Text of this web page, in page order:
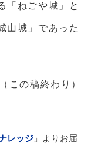
「ねごや城」と
山城」であった
（この稿終わり）
レッジ 」よりお届